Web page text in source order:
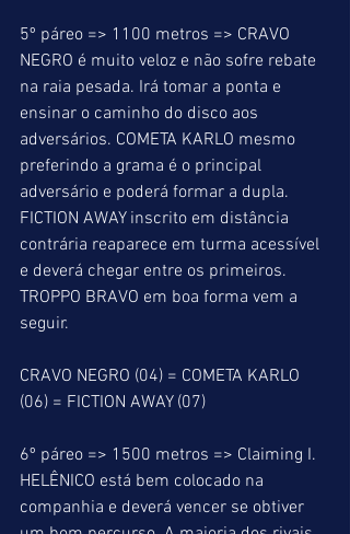
5º páreo => 1100 metros => CRAVO
NEGRO é muito veloz e não sofre rebate
na raia pesada. Irá tomar a ponta e
ensinar o caminho do disco aos
adversários. COMETA KARLO mesmo
preferindo a grama é o principal
adversário e poderá formar a dupla.
FICTION AWAY inscrito em distância
contrária reaparece em turma acessível
e deverá chegar entre os primeiros.
TROPPO BRAVO em boa forma vem a
seguir.
CRAVO NEGRO (04) = COMETA KARLO
(06) = FICTION AWAY (07)
6º páreo => 1500 metros => Claiming I.
HELÊNICO está bem colocado na
companhia e deverá vencer se obtiver